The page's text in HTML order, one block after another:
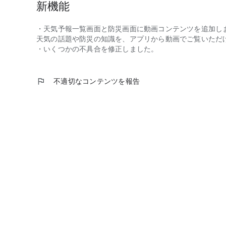
【利用規約】https://static.tenki.jp/inapp/app/iphone/
※一定の解像度以下の端末の場合、正常に画面が表示され
新機能
・天気予報一覧画面と防災画面に動画コンテンツを追加し
天気の話題や防災の知識を、アプリから動画でご覧いただ
・いくつかの不具合を修正しました。
flag 不適切なコンテンツを報告